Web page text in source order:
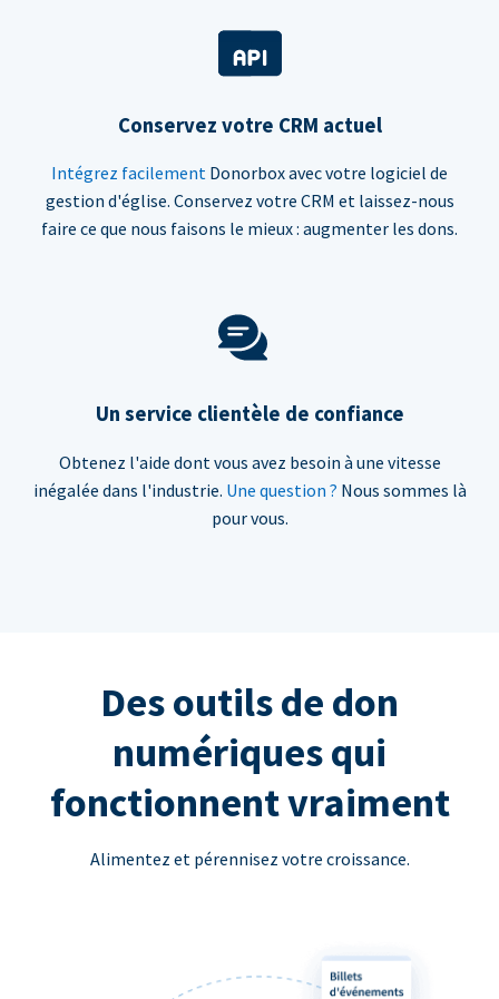
Conservez votre CRM actuel
Intégrez facilement Donorbox avec votre logiciel de
gestion d'église. Conservez votre CRM et laissez-nous
faire ce que nous faisons le mieux : augmenter les dons.
Un service clientèle de confiance
Obtenez l'aide dont vous avez besoin à une vitesse
inégalée dans l'industrie. Une question ? Nous sommes là
pour vous.
Des outils de don
numériques qui
fonctionnent vraiment
Alimentez et pérennisez votre croissance.